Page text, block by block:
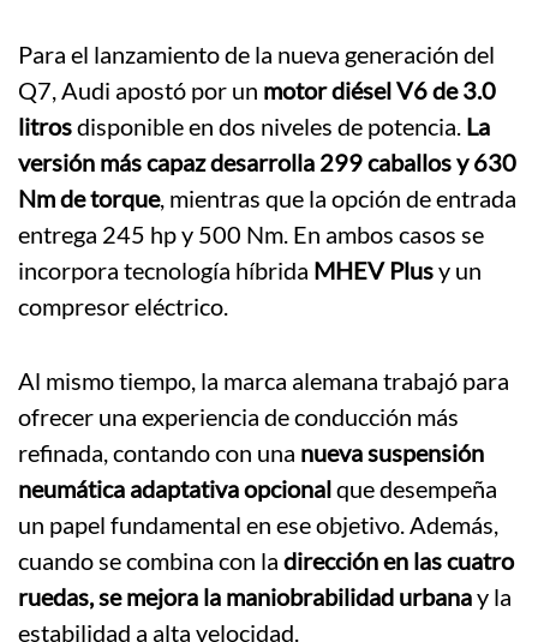
Para el lanzamiento de la nueva generación del
Q7, Audi apostó por un motor diésel V6 de 3.0
litrosdisponible en dos niveles de potencia. La
versión más capaz desarrolla 299 caballos y 630
Nm de torque, mientras que la opción de entrada
entrega 245 hp y 500 Nm. En ambos casos se
incorpora tecnología híbrida MHEV Plusy un
compresor eléctrico.
Al mismo tiempo, la marca alemana trabajó para
ofrecer una experiencia de conducción más
refinada, contando con una nueva suspensión
neumática adaptativa opcionalque desempeña
un papel fundamental en ese objetivo. Además,
cuando se combina con la dirección en las cuatro
ruedas, se mejora la maniobrabilidad urbanay la
estabilidad a alta velocidad.